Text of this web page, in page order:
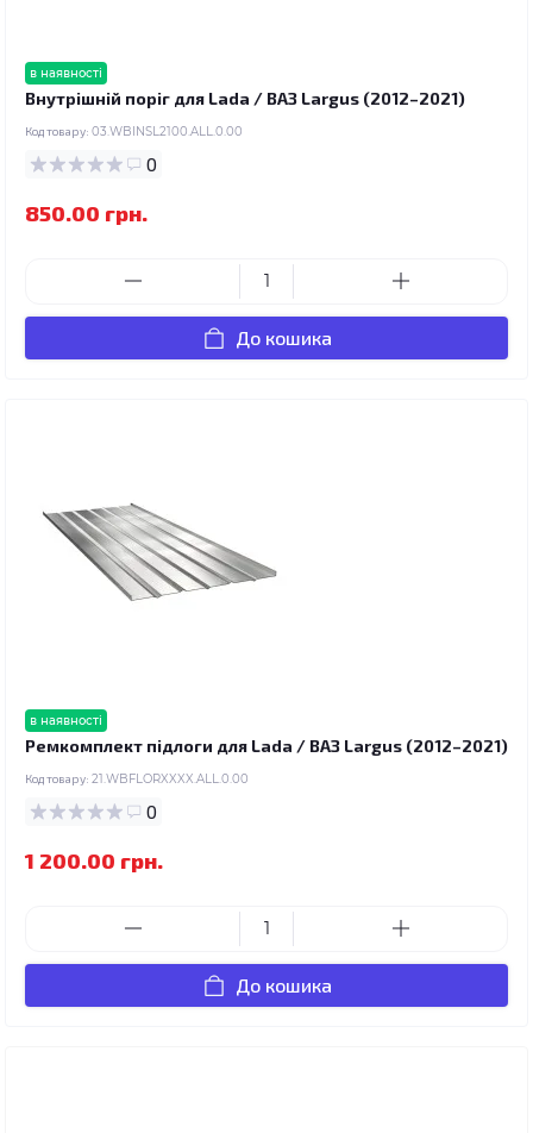
в наявності
Внутрішній поріг для Lada / ВАЗ Largus (2012–2021)
Код товару: 03.WBINSL2100.ALL.0.00
0
850.00 грн.
До кошика
в наявності
Ремкомплект підлоги для Lada / ВАЗ Largus (2012–2021)
Код товару: 21.WBFLORXXXX.ALL.0.00
0
1 200.00 грн.
До кошика